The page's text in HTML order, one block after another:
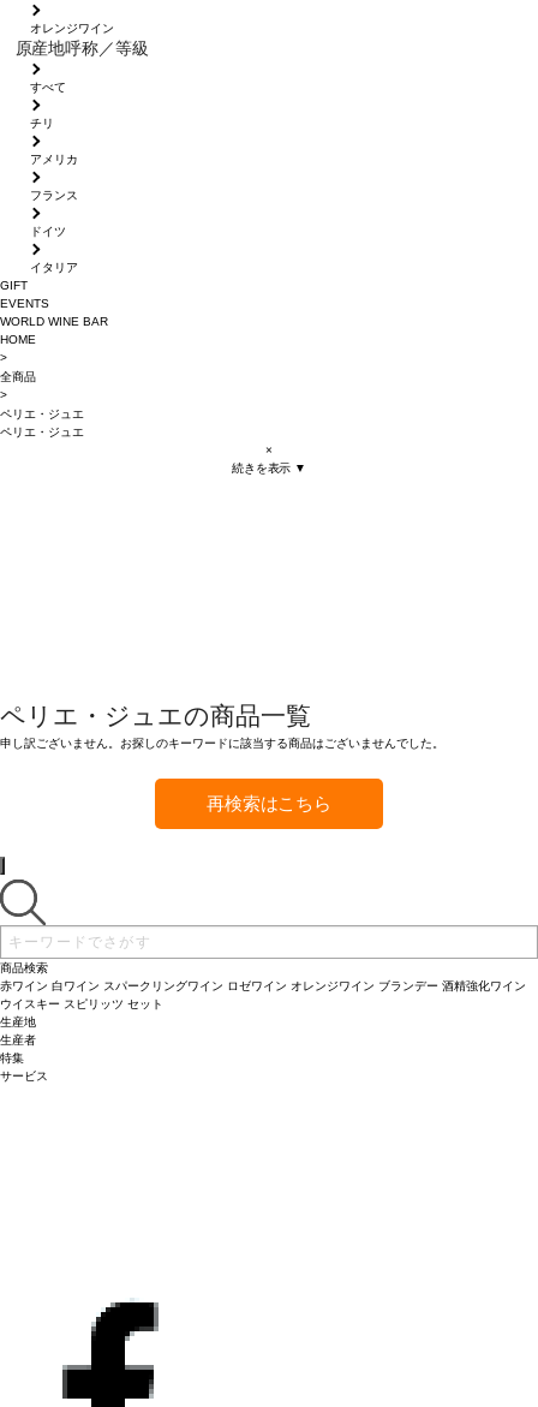
オレンジワイン
原産地呼称／等級
すべて
チリ
アメリカ
フランス
ドイツ
イタリア
GIFT
EVENTS
WORLD WINE BAR
HOME
>
全商品
>
ペリエ・ジュエ
ペリエ・ジュエ
×
続きを表示 ▼
ペリエ・ジュエの商品一覧
申し訳ございません。お探しのキーワードに該当する商品はございませんでした。
再検索はこちら
商品検索
赤ワイン 白ワイン スパークリングワイン ロゼワイン オレンジワイン ブランデー 酒精強化ワイン
ウイスキー スピリッツ セット
生産地
生産者
特集
サービス